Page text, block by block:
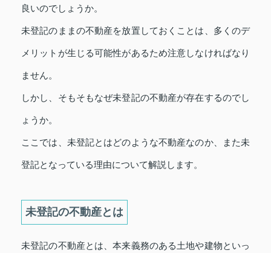
良いのでしょうか。
未登記のままの不動産を放置しておくことは、多くのデ
メリットが生じる可能性があるため注意しなければなり
ません。
しかし、そもそもなぜ未登記の不動産が存在するのでし
ょうか。
ここでは、未登記とはどのような不動産なのか、また未
登記となっている理由について解説します。
未登記の不動産とは
未登記の不動産とは、本来義務のある土地や建物といっ